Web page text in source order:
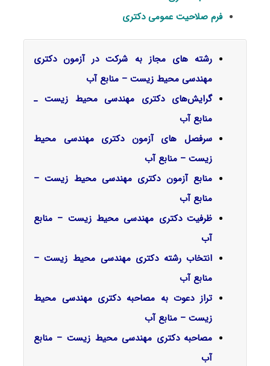
فرم صلاحیت عمومی دکتری
رشته های مجاز به شرکت در آزمون دکتری
مهندسی محیط زیست – منابع آب
گرایش‌های دکتری مهندسی محیط زیست ـ
ﻣﻨﺎﺑﻊ آب
سرفصل‌ های آزمون دکتری مهندسی محیط
زیست – منابع آب
منابع آزمون دکتری مهندسی محیط زیست –
منابع آب
ظرفیت دکتری مهندسی محیط زیست – منابع
آب
انتخاب رشته دکتری مهندسی محیط زیست –
منابع آب
تراز دعوت به مصاحبه دکتری مهندسی محیط
زیست – منابع آب
مصاحبه دکتری مهندسی محیط زیست – منابع
آب